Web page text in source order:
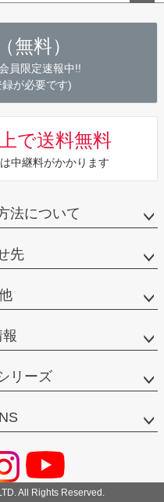
無料）
員限定速報中!!
が必要です)
で送料無料
中継料がかかります
法について
先
リーズ
All Rights Reserved.